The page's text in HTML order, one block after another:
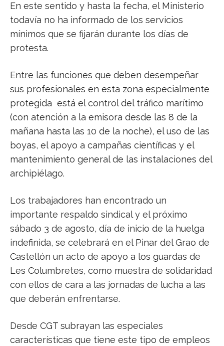
En este sentido y hasta la fecha, el Ministerio
todavía no ha informado de los servicios
mínimos que se fijarán durante los días de
protesta.
Entre las funciones que deben desempeñar
sus profesionales en esta zona especialmente
protegida está el control del tráfico marítimo
(con atención a la emisora desde las 8 de la
mañana hasta las 10 de la noche), el uso de las
boyas, el apoyo a campañas científicas y el
mantenimiento general de las instalaciones del
archipiélago.
Los trabajadores han encontrado un
importante respaldo sindical y el próximo
sábado 3 de agosto, día de inicio de la huelga
indefinida, se celebrará en el Pinar del Grao de
Castellón un acto de apoyo a los guardas de
Les Columbretes, como muestra de solidaridad
con ellos de cara a las jornadas de lucha a las
que deberán enfrentarse.
Desde CGT subrayan las especiales
características que tiene este tipo de empleos